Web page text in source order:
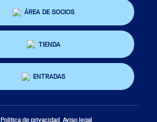
ÁREA DE SOCIOS
TIENDA
ENTRADAS
Política de privacidad Aviso legal